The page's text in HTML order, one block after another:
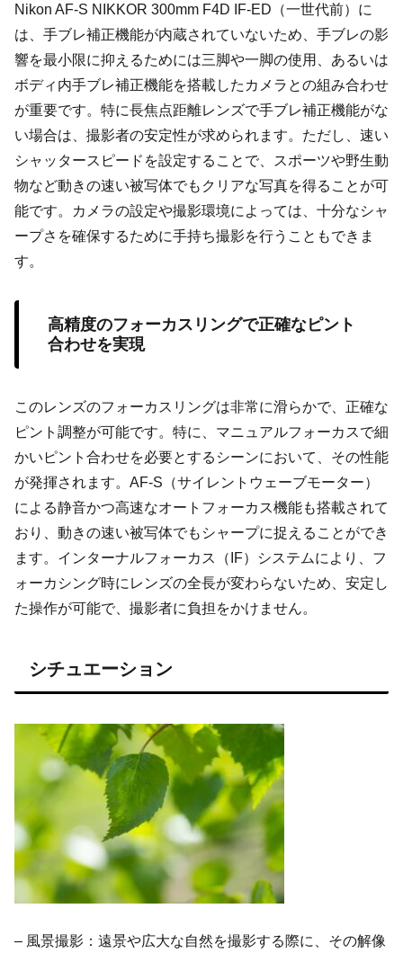
Nikon AF-S NIKKOR 300mm F4D IF-ED（一世代前）に
は、手ブレ補正機能が内蔵されていないため、手ブレの影
響を最小限に抑えるためには三脚や一脚の使用、あるいは
ボディ内手ブレ補正機能を搭載したカメラとの組み合わせ
が重要です。特に長焦点距離レンズで手ブレ補正機能がな
い場合は、撮影者の安定性が求められます。ただし、速い
シャッタースピードを設定することで、スポーツや野生動
物など動きの速い被写体でもクリアな写真を得ることが可
能です。カメラの設定や撮影環境によっては、十分なシャ
ープさを確保するために手持ち撮影を行うこともできま
す。
高精度のフォーカスリングで正確なピント
合わせを実現
このレンズのフォーカスリングは非常に滑らかで、正確な
ピント調整が可能です。特に、マニュアルフォーカスで細
かいピント合わせを必要とするシーンにおいて、その性能
が発揮されます。AF-S（サイレントウェーブモーター）
による静音かつ高速なオートフォーカス機能も搭載されて
おり、動きの速い被写体でもシャープに捉えることができ
ます。インターナルフォーカス（IF）システムにより、フ
ォーカシング時にレンズの全長が変わらないため、安定し
た操作が可能で、撮影者に負担をかけません。
シチュエーション
– 風景撮影：遠景や広大な自然を撮影する際に、その解像